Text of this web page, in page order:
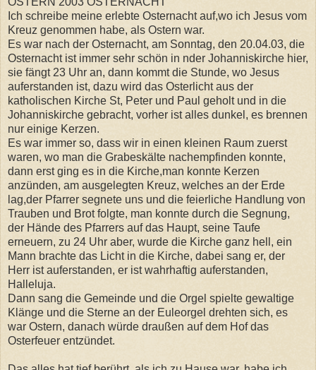
Ich schreibe meine erlebte Osternacht auf,wo ich Jesus vom
Kreuz genommen habe, als Ostern war.
Es war nach der Osternacht, am Sonntag, den 20.04.03, die
Osternacht ist immer sehr schön in nder Johanniskirche hier,
sie fängt 23 Uhr an, dann kommt die Stunde, wo Jesus
auferstanden ist, dazu wird das Osterlicht aus der
katholischen Kirche St, Peter und Paul geholt und in die
Johanniskirche gebracht, vorher ist alles dunkel, es brennen
nur einige Kerzen.
Es war immer so, dass wir in einen kleinen Raum zuerst
waren, wo man die Grabeskälte nachempfinden konnte,
dann erst ging es in die Kirche,man konnte Kerzen
anzünden, am ausgelegten Kreuz, welches an der Erde
lag,der Pfarrer segnete uns und die feierliche Handlung von
Trauben und Brot folgte, man konnte durch die Segnung,
der Hände des Pfarrers auf das Haupt, seine Taufe
erneuern, zu 24 Uhr aber, wurde die Kirche ganz hell, ein
Mann brachte das Licht in die Kirche, dabei sang er, der
Herr ist auferstanden, er ist wahrhaftig auferstanden,
Halleluja.
Dann sang die Gemeinde und die Orgel spielte gewaltige
Klänge und die Sterne an der Euleorgel drehten sich, es
war Ostern, danach würde draußen auf dem Hof das
Osterfeuer entzündet.